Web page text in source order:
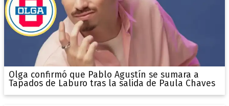
Olga confirmó que Pablo Agustín se sumara a
Tapados de Laburo tras la salida de Paula Chaves